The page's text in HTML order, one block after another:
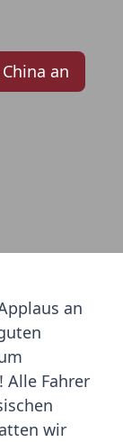
an
an
Alle Fahrer
wir